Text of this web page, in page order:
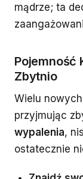
mądrze; ta
Pojemność
Zbytnio
Wielu nowych
przyjmując
wypalenia,
ostatecznie